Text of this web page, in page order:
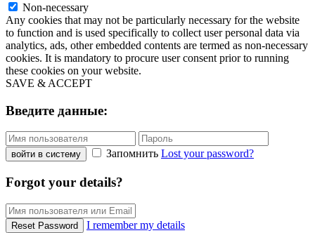
Non-necessary
Any cookies that may not be particularly necessary for the website
to function and is used specifically to collect user personal data via
analytics, ads, other embedded contents are termed as non-necessary
cookies. It is mandatory to procure user consent prior to running
these cookies on your website.
SAVE & ACCEPT
Введите данные:
войти в систему Запомнить Lost your password?
Forgot your details?
Reset Password I remember my details